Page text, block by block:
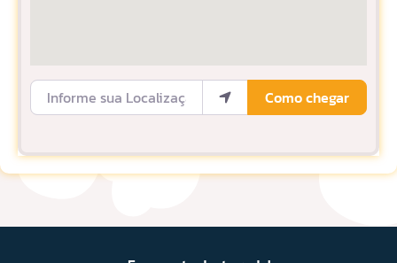
Informe sua Localização
Como chegar